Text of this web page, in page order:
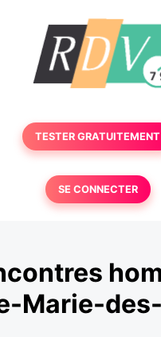
TESTER GRATUITEMENT
SE CONNECTER
Marie-